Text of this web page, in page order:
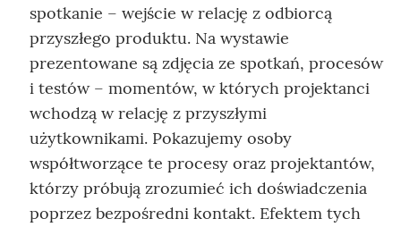
spotkanie – wejście w relację z odbiorcą
przyszłego produktu. Na wystawie
prezentowane są zdjęcia ze spotkań, procesów
i testów – momentów, w których projektanci
wchodzą w relację z przyszłymi
użytkownikami. Pokazujemy osoby
współtworzące te procesy oraz projektantów,
którzy próbują zrozumieć ich doświadczenia
poprzez bezpośredni kontakt. Efektem tych